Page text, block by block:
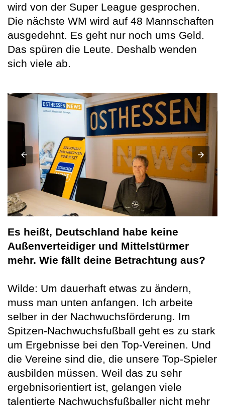
wird von der Super League gesprochen.
Die nächste WM wird auf 48 Mannschaften
ausgedehnt. Es geht nur noch ums Geld.
Das spüren die Leute. Deshalb wenden
sich viele ab.
Es heißt, Deutschland habe keine
Außenverteidiger und Mittelstürmer
mehr. Wie fällt deine Betrachtung aus?
Wilde: Um dauerhaft etwas zu ändern,
muss man unten anfangen. Ich arbeite
selber in der Nachwuchsförderung. Im
Spitzen-Nachwuchsfußball geht es zu stark
um Ergebnisse bei den Top-Vereinen. Und
die Vereine sind die, die unsere Top-Spieler
ausbilden müssen. Weil das zu sehr
ergebnisorientiert ist, gelangen viele
talentierte Nachwuchsfußballer nicht mehr